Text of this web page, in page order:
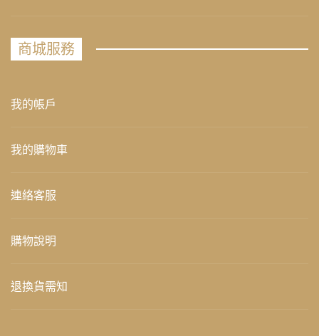
商城服務
我的帳戶
我的購物車
連絡客服
購物說明
退換貨需知